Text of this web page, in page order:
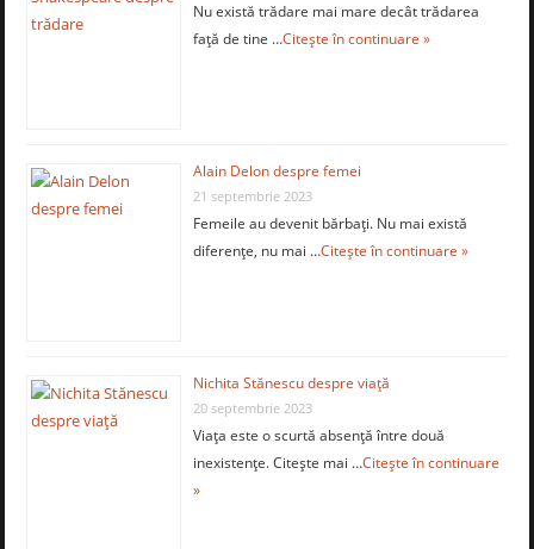
Nu există trădare mai mare decât trădarea
față de tine …Citește în continuare »
Alain Delon despre femei
21 septembrie 2023
Femeile au devenit bărbaţi. Nu mai există
diferenţe, nu mai …Citește în continuare »
Nichita Stănescu despre viaţă
20 septembrie 2023
Viaţa este o scurtă absenţă între două
inexistenţe. Citește mai …Citește în continuare
»